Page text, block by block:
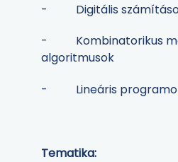
- Digitális
- Kombinatorikus
algoritmusok
- Lineáris
Tematika: